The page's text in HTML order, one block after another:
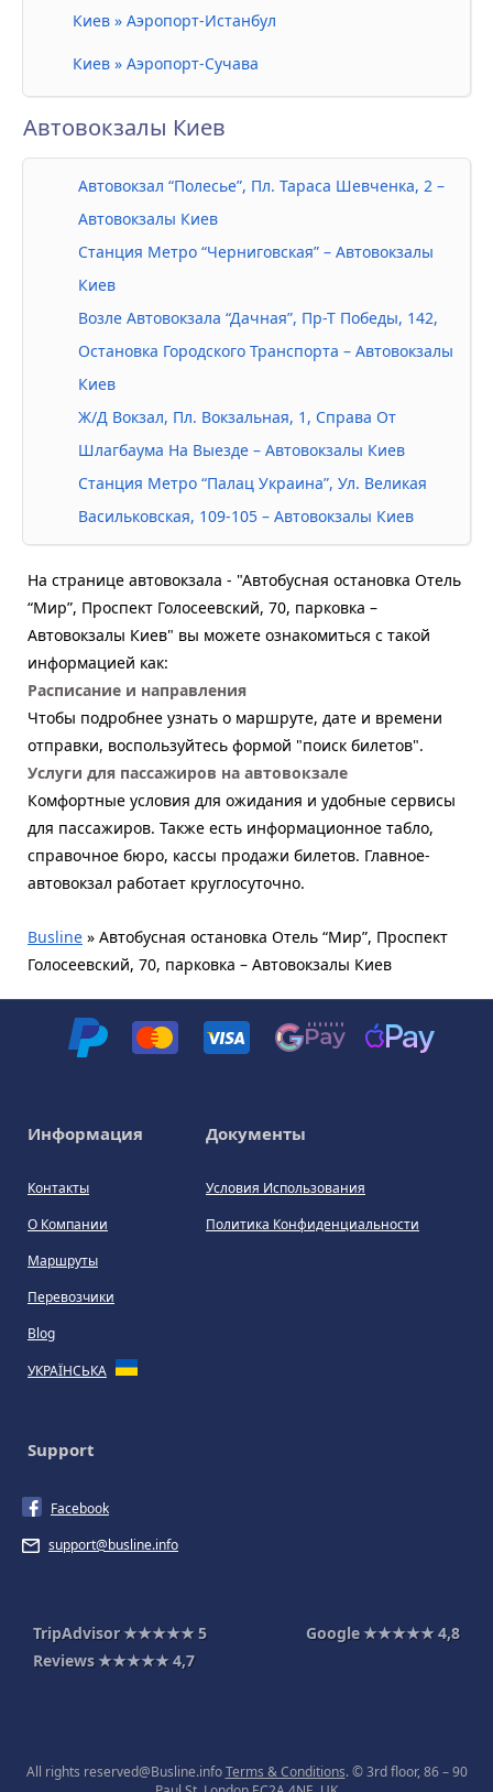
Киев » Аэропорт-Истанбул
Киев » Аэропорт-Сучава
Автовокзалы Киев
Автовокзал “Полесье”, Пл. Тараса Шевченка, 2 –
Автовокзалы Киев
Станция Метро “Черниговская” – Автовокзалы
Киев
Возле Автовокзала “Дачная”, Пр-Т Победы, 142,
Остановка Городского Транспорта – Автовокзалы
Киев
Ж/Д Вокзал, Пл. Вокзальная, 1, Справа От
Шлагбаума На Выезде – Автовокзалы Киев
Станция Метро “Палац Украина”, Ул. Великая
Васильковская, 109-105 – Автовокзалы Киев
На странице автовокзала - "Автобусная остановка Отель
“Мир”, Проспект Голосеевский, 70, парковка –
Автовокзалы Киев" вы можете ознакомиться с такой
информацией как:
Расписание и направления
Чтобы подробнее узнать о маршруте, дате и времени
отправки, воспользуйтесь формой "поиск билетов".
Услуги для пассажиров на автовокзале
Комфортные условия для ожидания и удобные сервисы
для пассажиров. Также есть информационное табло,
справочное бюро, кассы продажи билетов. Главное-
автовокзал работает круглосуточно.
Busline » Автобусная остановка Отель “Мир”, Проспект
Голосеевский, 70, парковка – Автовокзалы Киев
Информация
Контакты
О Компании
Маршруты
Перевозчики
Blog
УКРАЇНСЬКА
Документы
Условия Использования
Политика Конфиденциальности
Support
Facebook
support@busline.info
TripAdvisor ★★★★★5 Google ★★★★★4,8
Reviews ★★★★★4,7
All rights reserved@Busline.infoTerms & Conditions. © 3rd floor, 86 – 90